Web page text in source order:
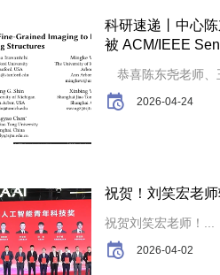
科研速递丨中心
被 ACM/IEEE
恭喜陈东尧老师、
2026-04-24
祝贺！刘笑宏老
祝贺刘笑宏老师！...
2026-04-02